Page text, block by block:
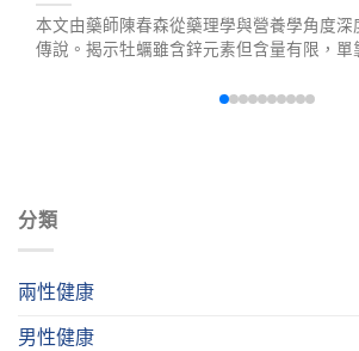
分類
兩性健康
男性健康
本文由藥師陳春森從藥理學與營養學角度深
傳說。揭示牡蠣雖含鋅元素但含量有限，單
代方案，幫助男性聰明提升性福感。